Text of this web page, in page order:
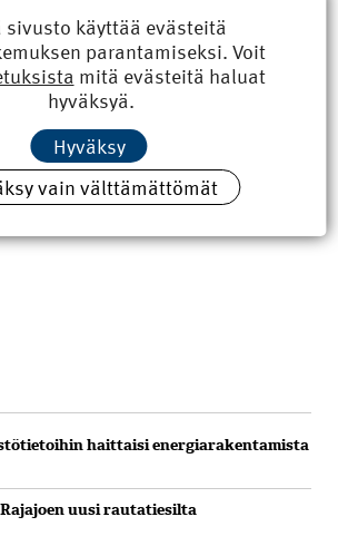
haittaisi energiarakentamista
uusi rautatiesilta
sivusto käyttää evästeitä
parantamiseksi. Voit
mitä evästeitä haluat
hyväksyä.
Hyväksy
vain välttämättömät